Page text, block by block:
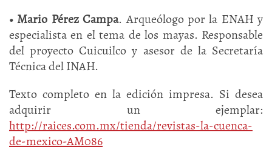
• Mario Pérez Campa. Arqueólogo por la ENAH y
especialista en el tema de los mayas. Responsable
del proyecto Cuicuilco y asesor de la Secretaría
Técnica del INAH.
Texto completo en la edición impresa. Si desea
adquirir un ejemplar:
http://raices.com.mx/tienda/revistas-la-cuenca-
de-mexico-AM086